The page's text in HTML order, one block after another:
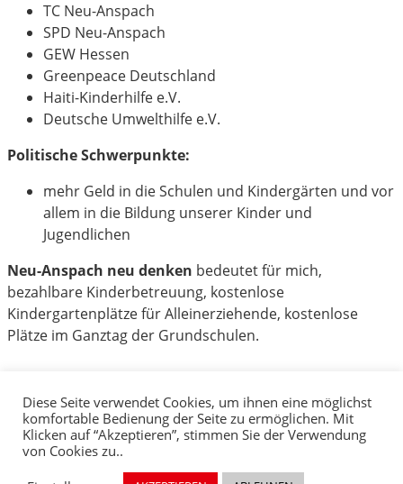
TC Neu-Anspach
SPD Neu-Anspach
GEW Hessen
Greenpeace Deutschland
Haiti-Kinderhilfe e.V.
Deutsche Umwelthilfe e.V.
Politische Schwerpunkte:
mehr Geld in die Schulen und Kindergärten und vor
allem in die Bildung unserer Kinder und
Jugendlichen
Neu-Anspach neu denken bedeutet für mich,
bezahlbare Kinderbetreuung, kostenlose
Kindergartenplätze für Alleinerziehende, kostenlose
Plätze im Ganztag der Grundschulen.
Diese Seite verwendet Cookies, um ihnen eine möglichst
komfortable Bedienung der Seite zu ermöglichen. Mit
Klicken auf “Akzeptieren”, stimmen Sie der Verwendung
von Cookies zu..